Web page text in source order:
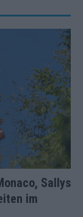
Sallys
im